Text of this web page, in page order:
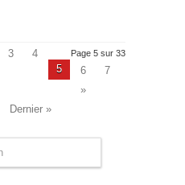
Page 5 sur 33
3
4
5
6
7
»
Dernier »